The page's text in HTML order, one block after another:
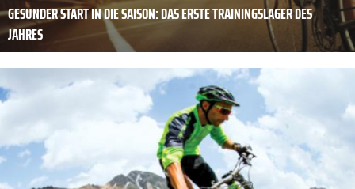
GESUNDER START IN DIE SAISON: DAS ERSTE TRAININGSLAGER DES
JAHRES